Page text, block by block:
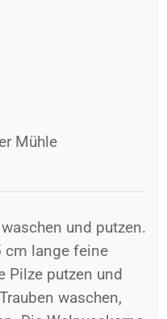
Mühle
und putzen.
cm lange feine
Pilze putzen und
waschen,